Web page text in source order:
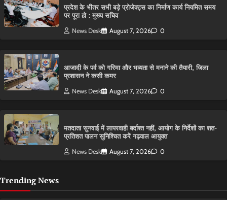
प्रदेश के भीतर सभी बड़े प्रोजेक्ट्स का निर्माण कार्य नियमित समय
पर पूरा हो : मुख्य सचिव
News Desk August 7, 2026 0
आजादी के पर्व को गरिमा और भव्यता से मनाने की तैयारी, जिला
प्रशासन ने कसी कमर
News Desk August 7, 2026 0
मतदाता सुनवाई में लापरवाही बर्दाश्त नहीं, आयोग के निर्देशों का शत-
प्रतिशत पालन सुनिश्चित करें गढ़वाल आयुक्त
News Desk August 7, 2026 0
Trending News